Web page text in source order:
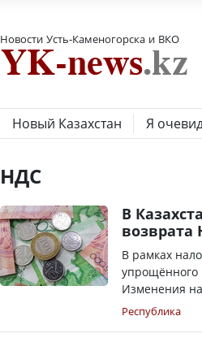
Новости Усть-Каменогорска и ВКО
Новый Казахстан Я
НДС
В
возврата
В рамках
упрощённого
Изменения
Республика